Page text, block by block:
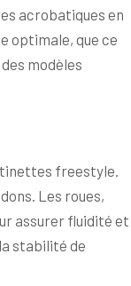
acrobatiques en
optimale, que ce
modèles
freestyle.
Les roues,
assurer fluidité et
stabilité de